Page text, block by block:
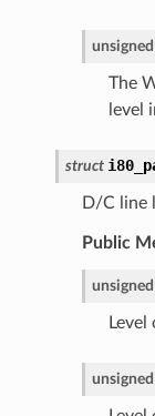
unsigned
The
level
struct
D/C line
Public
unsigned
unsigned